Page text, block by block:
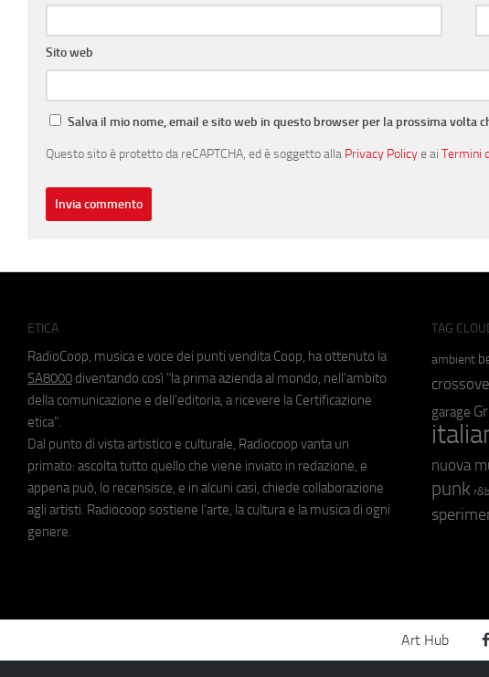
Sito web
Salva il mio nome, email e sito web in questo browser per la prossima volta
Questo sito è protetto da reCAPTCHA, ed è soggetto alla Privacy Policye ai Termini
ETICA
RadioCoop, musica e voce dei punti vendita Coop, ha ottenuto la
SA8000 diventando così "la prima azienda al mondo, nell'ambito
della comunicazione e dell'editoria, a ricevere la Certificazione
etica".
Dal punto di vista artistico e culturale, Radiocoop vanta un
primato: ascolta tutto quello che viene inviato in redazione, e
appena può, lo recensisce, e in alcuni casi, chiede collaborazione
agli artisti. Radiocoop sostiene l'arte, la cultura e la musica di ogni
genere.
TAG
ambient
garage
nuova
punk r&b
Art Hub